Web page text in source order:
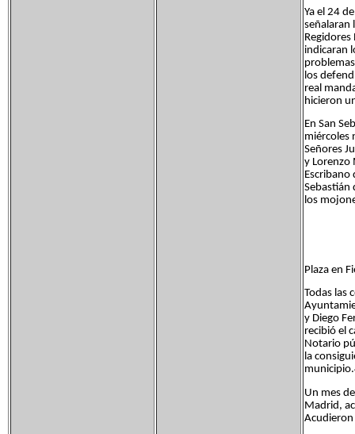
Ya el 24
señalaran
Regidores
indicaran
los
real
hicieron
En San
miércoles
Señores
y Lorenzo
Sebastián
los
Plaza en
Todas las
y Diego
recibió el
Notario
la
Un mes
Madrid,
Acudieron